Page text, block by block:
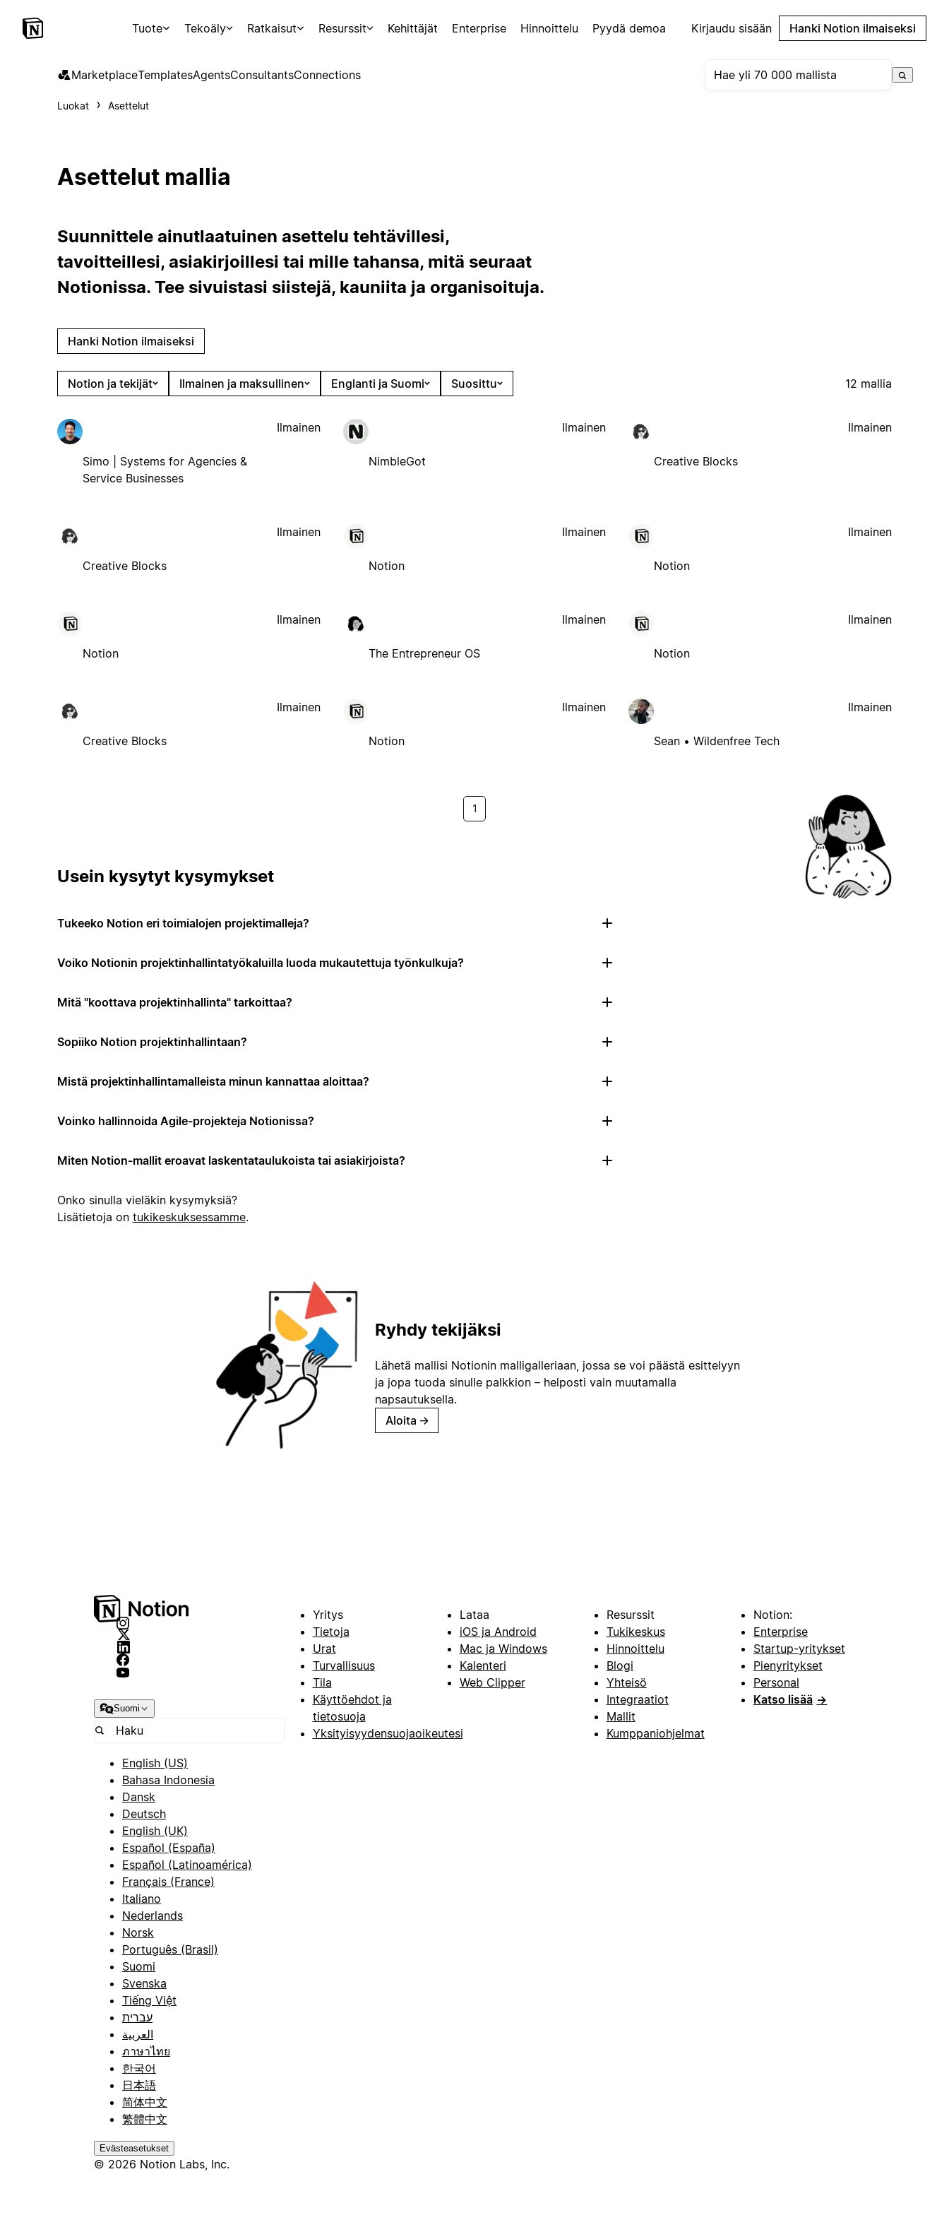
Tuote Tekoäly Ratkaisut Resurssit Kehittäjät Enterprise Hinnoittelu Pyydä demoa Kirjaudu sisään Hanki Notion ilmaiseksi
MarketplaceTemplatesAgentsConsultantsConnections
Luokat Asettelut
Asettelut mallia
Suunnittele ainutlaatuinen asettelu tehtävillesi,
tavoitteillesi, asiakirjoillesi tai mille tahansa, mitä seuraat
Notionissa. Tee sivuistasi siistejä, kauniita ja organisoituja.
Hanki Notion ilmaiseksi
Notion ja tekijät Ilmainen ja maksullinen Englanti ja Suomi Suosittu 12 mallia
Simo | Systems for Agencies &
Service Businesses
Ilmainen
NimbleGot
Ilmainen
Creative Blocks
Ilmainen
Creative Blocks
Ilmainen
Notion
Ilmainen
Notion
Ilmainen
Notion
Ilmainen
The Entrepreneur OS
Ilmainen
Notion
Ilmainen
Creative Blocks
Ilmainen
Notion
Ilmainen
Sean • Wildenfree Tech
Ilmainen
1
Usein kysytyt kysymykset
Tukeeko Notion eri toimialojen projektimalleja?
Voiko Notionin projektinhallintatyökaluilla luoda mukautettuja työnkulkuja?
Mitä "koottava projektinhallinta" tarkoittaa?
Sopiiko Notion projektinhallintaan?
Mistä projektinhallintamalleista minun kannattaa aloittaa?
Voinko hallinnoida Agile-projekteja Notionissa?
Miten Notion-mallit eroavat laskentataulukoista tai asiakirjoista?
Onko sinulla vieläkin kysymyksiä?
Lisätietoja on tukikeskuksessamme.
Ryhdy tekijäksi
Lähetä mallisi Notionin malligalleriaan, jossa se voi päästä esittelyyn
ja jopa tuoda sinulle palkkion – helposti vain muutamalla
napsautuksella.
Aloita →
Suomi
English (US)
Bahasa Indonesia
Dansk
Deutsch
English (UK)
Español (España)
Español (Latinoamérica)
Français (France)
Italiano
Nederlands
Norsk
Português (Brasil)
Suomi
Svenska
Tiếng Việt
עברית
العربية
ภาษาไทย
한국어
日本語
简体中文
繁體中文
Evästeasetukset
© 2026 Notion Labs, Inc.
Yritys
Tietoja
Urat
Turvallisuus
Tila
Käyttöehdot ja
tietosuoja
Yksityisyydensuojaoikeutesi
Lataa
iOS ja Android
Mac ja Windows
Kalenteri
Web Clipper
Resurssit
Tukikeskus
Hinnoittelu
Blogi
Yhteisö
Integraatiot
Mallit
Kumppaniohjelmat
Notion:
Enterprise
Startup-yritykset
Pienyritykset
Personal
Katso lisää →